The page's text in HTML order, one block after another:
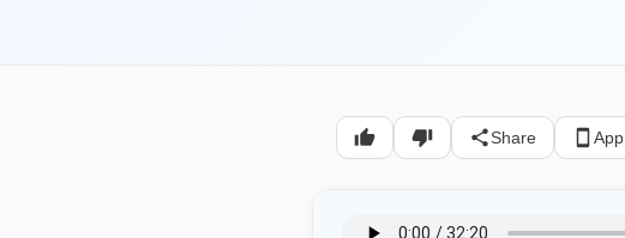
Share App